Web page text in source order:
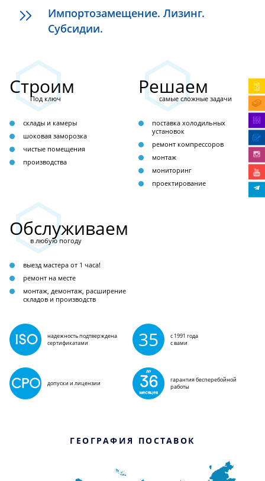
Импортозамещение. Лизинг.
Субсидии.
Строим
Под ключ
склады и камеры
шоковая заморозка
чистые помещения
производства
Решаем
самые сложные задачи
поставка холодильных
установок
ремонт компрессоров
монтаж
мониторинг
проектирование
Обслуживаем
в любую погоду
выезд мастера от 1 часа!
ремонт на месте
монтаж, демонтаж, расширение
складов и производств
надежность подтверждена
сертификатами
35
с 1991 года
с вами
допуски и лицензии
гарантия бесперебойной
работы
ГЕОГРАФИЯ ПОСТАВОК